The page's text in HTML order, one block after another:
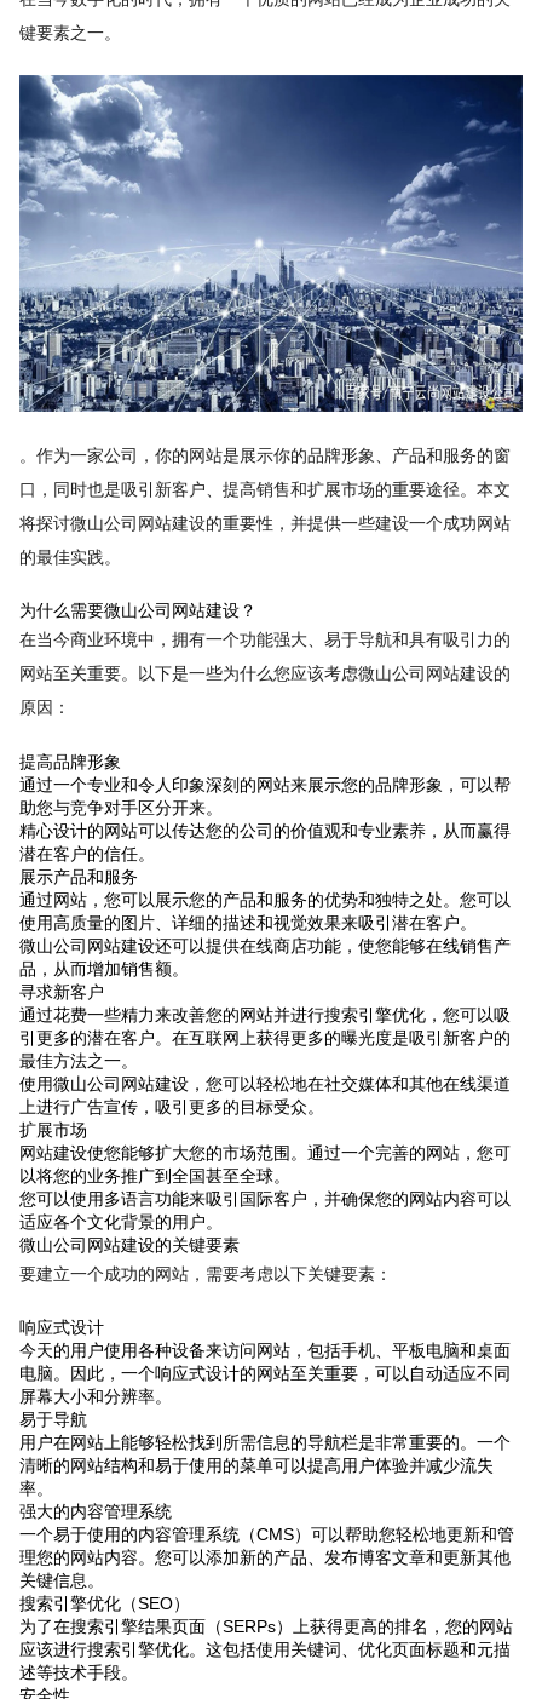
键要素之一。
。作为一家公司，你的网站是展示你的品牌形象、产品和服务的窗
口，同时也是吸引新客户、提高销售和扩展市场的重要途径。本文
将探讨微山公司网站建设的重要性，并提供一些建设一个成功网站
的最佳实践。
为什么需要微山公司网站建设？
在当今商业环境中，拥有一个功能强大、易于导航和具有吸引力的
网站至关重要。以下是一些为什么您应该考虑微山公司网站建设的
原因：
提高品牌形象
通过一个专业和令人印象深刻的网站来展示您的品牌形象，可以帮
助您与竞争对手区分开来。
精心设计的网站可以传达您的公司的价值观和专业素养，从而赢得
潜在客户的信任。
展示产品和服务
通过网站，您可以展示您的产品和服务的优势和独特之处。您可以
使用高质量的图片、详细的描述和视觉效果来吸引潜在客户。
微山公司网站建设还可以提供在线商店功能，使您能够在线销售产
品，从而增加销售额。
寻求新客户
通过花费一些精力来改善您的网站并进行搜索引擎优化，您可以吸
引更多的潜在客户。在互联网上获得更多的曝光度是吸引新客户的
最佳方法之一。
使用微山公司网站建设，您可以轻松地在社交媒体和其他在线渠道
上进行广告宣传，吸引更多的目标受众。
扩展市场
网站建设使您能够扩大您的市场范围。通过一个完善的网站，您可
以将您的业务推广到全国甚至全球。
您可以使用多语言功能来吸引国际客户，并确保您的网站内容可以
适应各个文化背景的用户。
微山公司网站建设的关键要素
要建立一个成功的网站，需要考虑以下关键要素：
响应式设计
今天的用户使用各种设备来访问网站，包括手机、平板电脑和桌面
电脑。因此，一个响应式设计的网站至关重要，可以自动适应不同
屏幕大小和分辨率。
易于导航
用户在网站上能够轻松找到所需信息的导航栏是非常重要的。一个
清晰的网站结构和易于使用的菜单可以提高用户体验并减少流失
率。
强大的内容管理系统
一个易于使用的内容管理系统（CMS）可以帮助您轻松地更新和管
理您的网站内容。您可以添加新的产品、发布博客文章和更新其他
关键信息。
搜索引擎优化（SEO）
为了在搜索引擎结果页面（SERPs）上获得更高的排名，您的网站
应该进行搜索引擎优化。这包括使用关键词、优化页面标题和元描
述等技术手段。